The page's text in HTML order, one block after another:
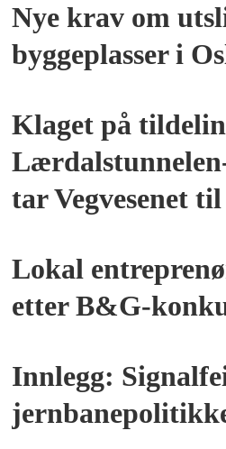
Nye krav om
byggeplasser i
Klaget på
tar Vegvesenet
Lokal
etter B&G-
Innlegg: